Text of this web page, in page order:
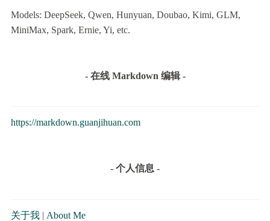
Models: DeepSeek, Qwen, Hunyuan, Doubao, Kimi, GLM,
MiniMax, Spark, Ernie, Yi, etc.
- 在线 Markdown 编辑 -
https://markdown.guanjihuan.com
- 个人信息 -
关于我| About Me